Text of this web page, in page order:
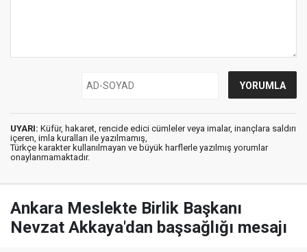
UYARI: Küfür, hakaret, rencide edici cümleler veya imalar, inançlara saldırı
içeren, imla kuralları ile yazılmamış,
Türkçe karakter kullanılmayan ve büyük harflerle yazılmış yorumlar
onaylanmamaktadır.
Ankara Meslekte Birlik Başkanı
Nevzat Akkaya'dan başsağlığı mesajı